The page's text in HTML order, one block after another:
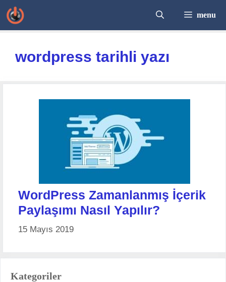
İçeriğe
atla
menu
wordpress tarihli yazı
WordPress Zamanlanmış İçerik
Paylaşımı Nasıl Yapılır?
15 Mayıs 2019
Kategoriler